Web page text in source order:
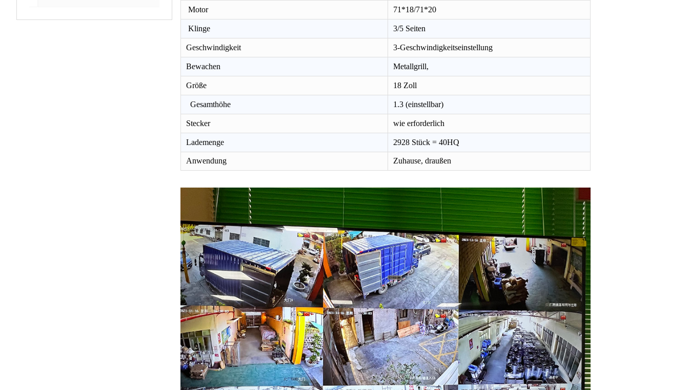
Motor 71*18/71*20
Klinge 3/5 Seiten
Geschwindigkeit 3-Geschwindigkeitseinstellung
Bewachen Metallgrill,
Größe 18 Zoll
Gesamthöhe 1.3 (einstellbar)
Stecker wie erforderlich
Lademenge 2928 Stück = 40HQ
Anwendung Zuhause, draußen